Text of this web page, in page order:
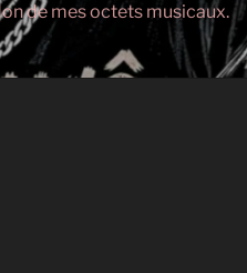
de mes octets musicaux.